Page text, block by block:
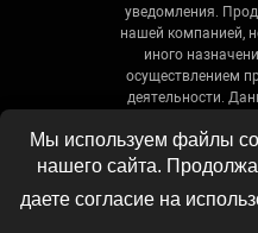
уведомления.
нашей компанией,
иного
осуществлением
деятельности.
не является
исключительно
Мы используем файлы
нашего сайта.
даете согласие на